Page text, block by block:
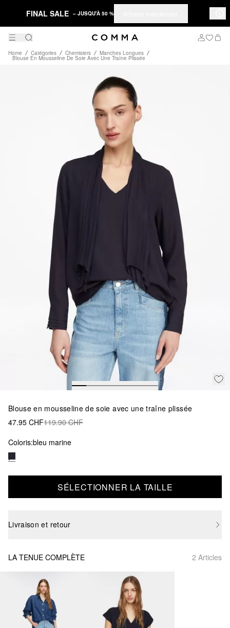
FINAL SALE – JUSQU'À 50 %
Home Catégories Chemisiers Manches Longues
Blouse En Mousseline De Soie Avec Une Traîne Plissée
Blouse en mousseline de soie avec une traîne plissée
47.95 CHF119.90 CHF
Coloris:bleu marine
SÉLECTIONNER LA TAILLE
Livraison et retour
LA TENUE COMPLÈTE 2 Articles